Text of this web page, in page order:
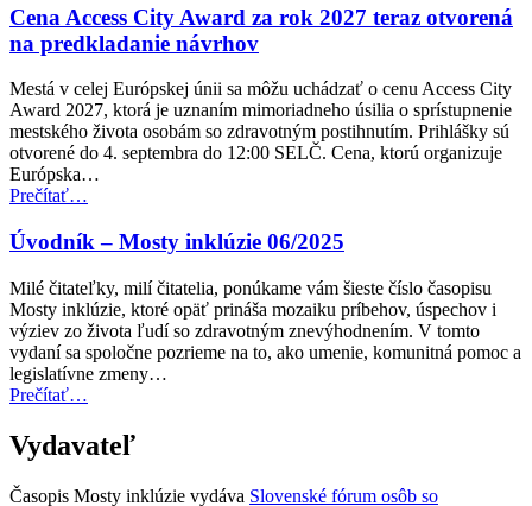
zavádza
nové
normy
prístupnosti
pre
verejnú
dopravu”
Cena Access City Award za rok 2027 teraz otvorená
na predkladanie návrhov
Mestá v celej Európskej únii sa môžu uchádzať o cenu Access City
Award 2027, ktorá je uznaním mimoriadneho úsilia o sprístupnenie
mestského života osobám so zdravotným postihnutím. Prihlášky sú
otvorené do 4. septembra do 12:00 SELČ. Cena, ktorú organizuje
Európska…
Prečítať“Cena
City
Award
za
rok
2027
teraz
otvorená
na
predkladanie
…
Úvodník – Mosty inklúzie 06/2025
Milé čitateľky, milí čitatelia, ponúkame vám šieste číslo časopisu
Mosty inklúzie, ktoré opäť prináša mozaiku príbehov, úspechov i
výziev zo života ľudí so zdravotným znevýhodnením. V tomto
vydaní sa spoločne pozrieme na to, ako umenie, komunitná pomoc a
legislatívne zmeny…
Prečítať“Úvodník
Mosty
inklúzie
…
Vydavateľ
Časopis Mosty inklúzie vydáva Slovenské fórum osôb so